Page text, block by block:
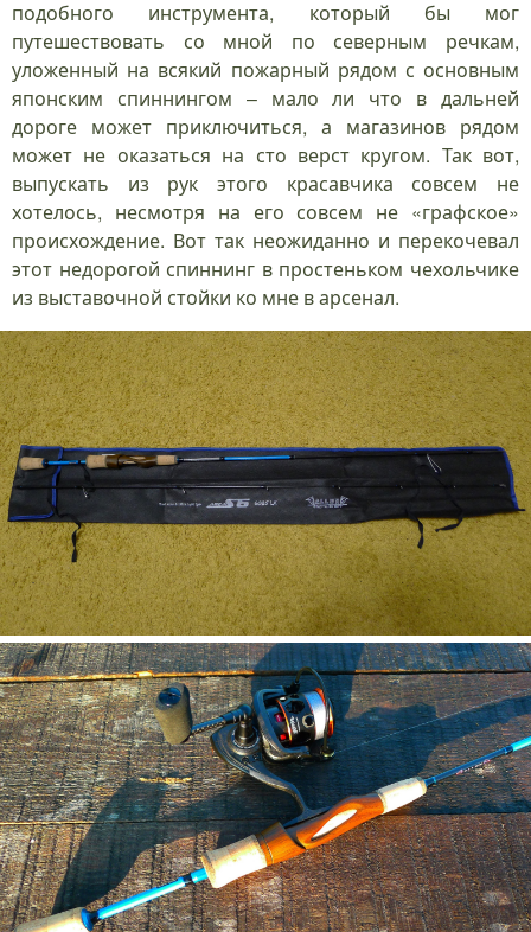
подобного инструмента, который бы мог
путешествовать со мной по северным речкам,
уложенный на всякий пожарный рядом с основным
японским спиннингом – мало ли что в дальней
дороге может приключиться, а магазинов рядом
может не оказаться на сто верст кругом. Так вот,
выпускать из рук этого красавчика совсем не
хотелось, несмотря на его совсем не «графское»
происхождение. Вот так неожиданно и перекочевал
этот недорогой спиннинг в простеньком чехольчике
из выставочной стойки ко мне в арсенал.